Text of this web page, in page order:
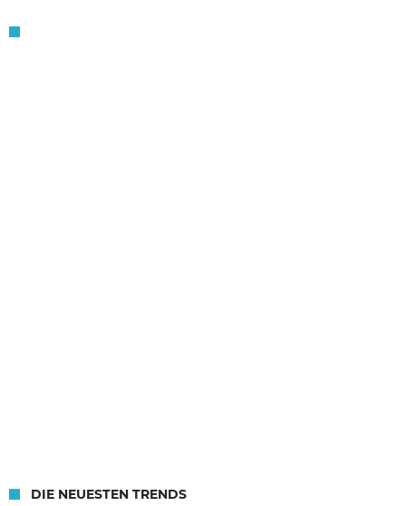
DIE NEUESTEN TRENDS